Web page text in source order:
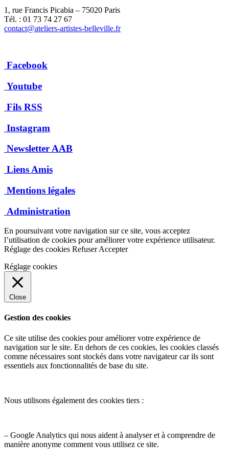
1, rue Francis Picabia – 75020 Paris
Tél. : 01 73 74 27 67
contact@ateliers-artistes-belleville.fr
Facebook
Youtube
Fils RSS
Instagram
Newsletter AAB
Liens Amis
Mentions légales
Administration
En poursuivant votre navigation sur ce site, vous acceptez
l’utilisation de cookies pour améliorer votre expérience utilisateur.
Réglage des cookies Refuser Accepter
Réglage cookies
Close
Gestion des cookies
Ce site utilise des cookies pour améliorer votre expérience de
navigation sur le site. En dehors de ces cookies, les cookies classés
comme nécessaires sont stockés dans votre navigateur car ils sont
essentiels aux fonctionnalités de base du site.
Nous utilisons également des cookies tiers :
– Google Analytics qui nous aident à analyser et à comprendre de
manière anonyme comment vous utilisez ce site.